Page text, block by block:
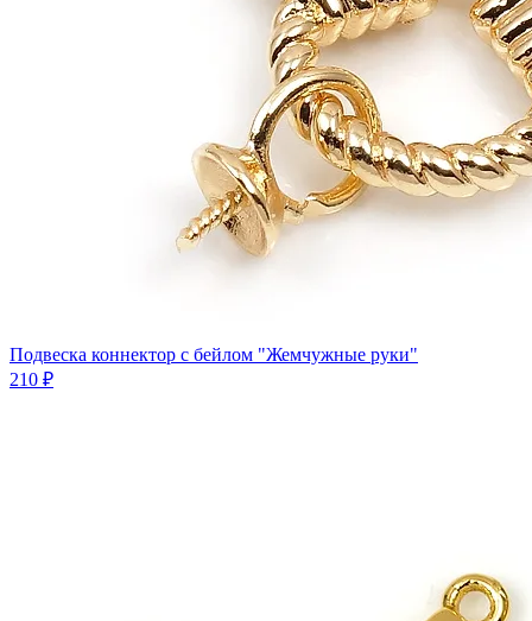
Подвеска коннектор c бейлом "Жемчужные руки"
210 ₽